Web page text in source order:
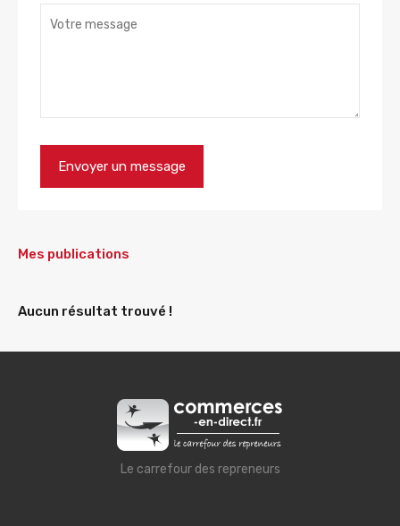
Mes publications
Aucun résultat trouvé !
Le carrefour des repreneurs